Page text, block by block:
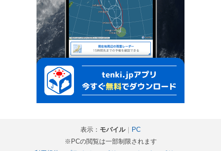
表示： モバイル｜
PC
※PCの閲覧は一部制限されます